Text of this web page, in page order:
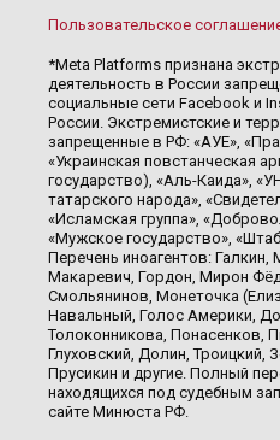
Пользовательское
*Meta Platforms признана
деятельность в России
социальные сети Facebook и
России. Экстремистские и
запрещенные в РФ: «АУЕ»,
«Украинская повстанческая
государство), «Аль-Каида»,
татарского народа»,
«Исламская группа»,
«Мужское государство»,
Перечень иноагентов:
Макаревич, Гордон, Мирон
Смольянинов, Монеточка
Навальный, Голос Америки,
Толоконникова, Понасенков,
Глуховский, Долин, Троицкий,
Прусикин и другие. Полный
находящихся под судебным
сайте Минюста РФ.